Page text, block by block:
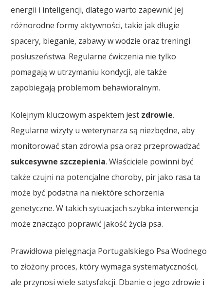
energii i inteligencji, dlatego warto zapewnić jej
różnorodne formy aktywności, takie jak długie
spacery, bieganie, zabawy w wodzie oraz treningi
posłuszeństwa. Regularne ćwiczenia nie tylko
pomagają w utrzymaniu kondycji, ale także
zapobiegają problemom behawioralnym.
Kolejnym kluczowym aspektem jest zdrowie.
Regularne wizyty u weterynarza są niezbędne, aby
monitorować stan zdrowia psa oraz przeprowadzać
sukcesywne szczepienia. Właściciele powinni być
także czujni na potencjalne choroby, pir jako rasa ta
może być podatna na niektóre schorzenia
genetyczne. W takich sytuacjach szybka interwencja
może znacząco poprawić jakość życia psa.
Prawidłowa pielęgnacja Portugalskiego Psa Wodnego
to złożony proces, który wymaga systematyczności,
ale przynosi wiele satysfakcji. Dbanie o jego zdrowie i